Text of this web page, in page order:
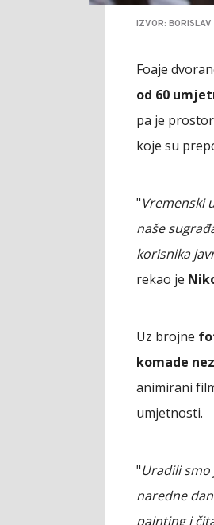
IZVOR: BORISLAV
Foaje
od 60
pa je
koje su
"Vremenski
naše
korisnika
rekao je
Uz brojne
komade
animirani
umjetnosti.
"Uradili
naredne
painting i